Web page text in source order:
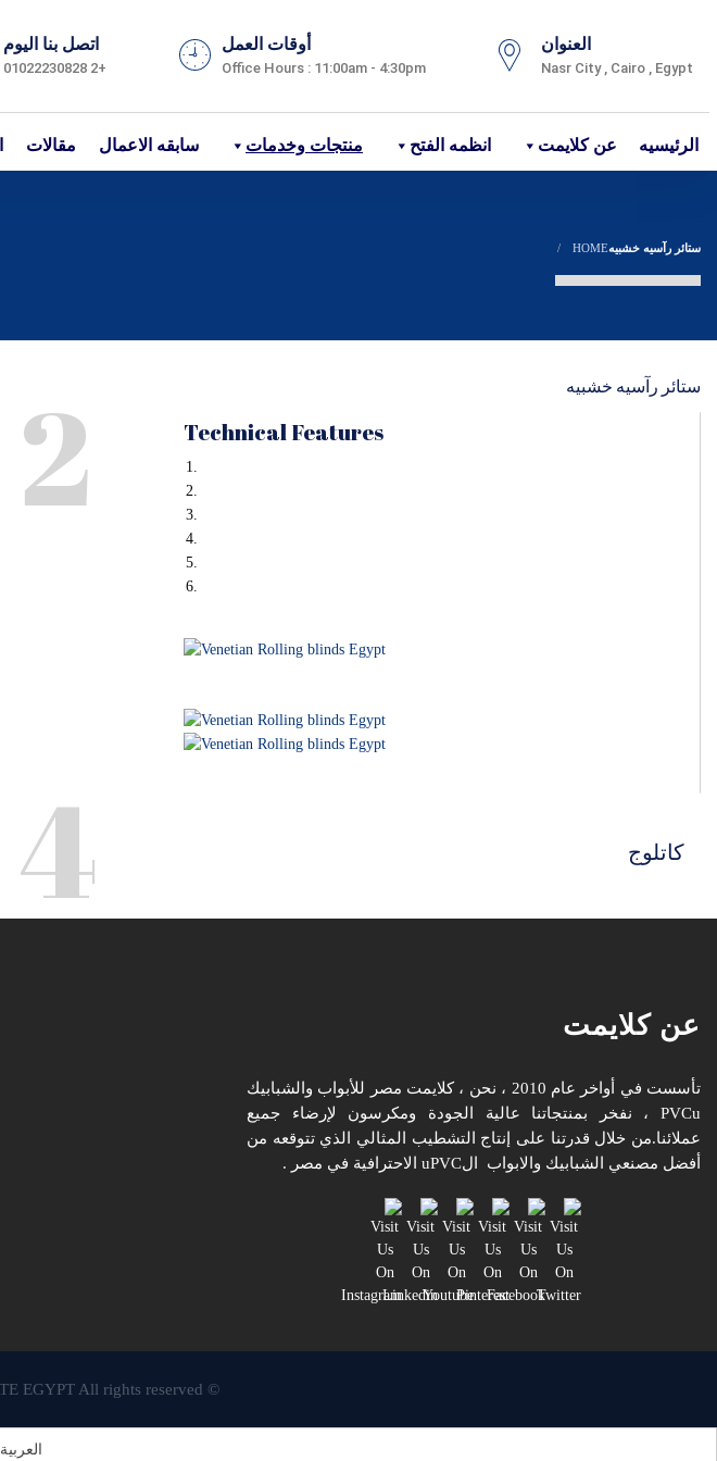
العنوان
Nasr City , Cairo , Egypt
أوقات العمل
Office Hours : 11:00am - 4:30pm
اتصل بنا اليوم
+2 01022230828
الرئيسيه عن كلايمت انظمه الفتح منتجات وخدمات سابقه الاعمال مقالات
HOMEستائر رآسيه خشبيه
ستائر رآسيه خشبيه 2 Technical Features
4 كاتلوج
عن كلايمت
تأسست في أواخر عام 2010 ، نحن ، كلايمت مصر للأبواب والشبابيك
PVCu ، نفخر بمنتجاتنا عالية الجودة ومكرسون لإرضاء جميع
عملائنا.من خلال قدرتنا على إنتاج التشطيب المثالي الذي تتوقعه من
أفضل مصنعي الشبابيك والابواب الuPVC الاحترافية في مصر .
© CLIMATE EGYPT All rights reserved.
العربية